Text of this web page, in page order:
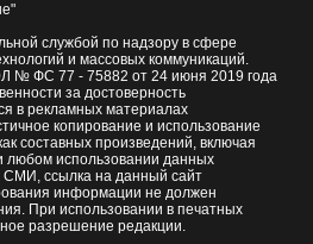
службой по надзору в сфере
и массовых коммуникаций.
№ ФС 77 - 75882 от 24 июня 2019 года
за достоверность
в рекламных материалах
копирование и использование
составных произведений, включая
любом использовании данных
СМИ, ссылка на данный сайт
информации не должен
При использовании в печатных
разрешение редакции.